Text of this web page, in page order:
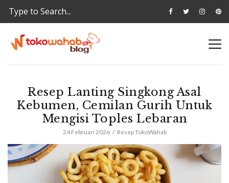
Resep Lanting Singkong Asal
Kebumen, Cemilan Gurih Untuk
Mengisi Toples Lebaran
24 Februari 2026 Resep TokoWahab